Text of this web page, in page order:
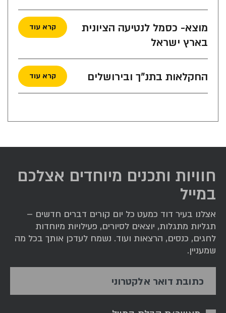
מוצא- כסמל לנטיעה הציונית
בארץ ישראל
קרא עוד
החקלאות בתנ"ך ובירושלים קרא עוד
חוויות ותכנים מיוחדים אצלכם
במייל
אצלנו בעיר דוד כמעט כל יום קורים דברים חדשים –
תגליות מתגלות, יוצאים לסיורים, פעילויות מיוחדות
לחגים, כנסים, הרצאות ועוד. נשמח לעדכן אותך בכל מה
שמעניין.
כתובת דואר אלקטרוני